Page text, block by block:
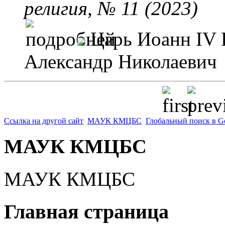
религия, № 11 (2023)
Царь Иоанн IV
Александр Николаевич
Ссылка на другой сайт МАУК КМЦБС Глобальный поиск в
МАУК КМЦБС
МАУК КМЦБС
Главная страница